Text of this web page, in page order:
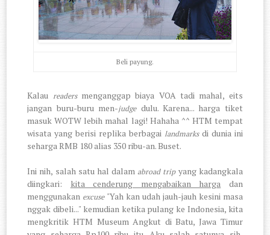
Beli payung.
Kalau readersmenganggap biaya VOA tadi mahal, eits
jangan buru-buru men-judgedulu. Karena... harga tiket
masuk WOTW lebih mahal lagi! Hahaha ^^ HTM tempat
wisata yang berisi replika berbagai landmarks di dunia ini
seharga RMB 180 alias 350 ribu-an. Buset.
Ini nih, salah satu hal dalam abroad tripyang kadangkala
diingkari: kita cenderung mengabaikan harga dan
menggunakan excuse "Yah kan udah jauh-jauh kesini masa
nggak dibeli..." kemudian ketika pulang ke Indonesia, kita
mengkritik HTM Museum Angkut di Batu, Jawa Timur